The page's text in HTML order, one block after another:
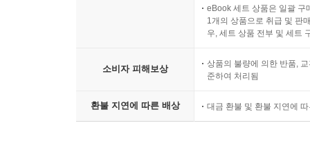
eBook 세트 상품은 일괄 구
1개의 상품으로 취급 및 판
우, 세트 상품 전부 및 세트
소비자 피해보상
상품의 불량에 의한 반품,
준하여 처리됨
환불 지연에 따른 배상 대금 환불 및 환불 지연에